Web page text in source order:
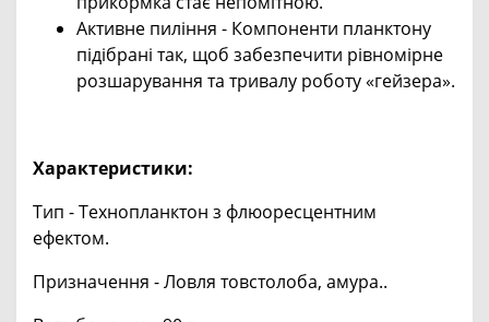
Активне пиління - Компоненти планктону
підібрані так, щоб забезпечити рівномірне
розшарування та тривалу роботу «гейзера».
Характеристики:
Тип - Технопланктон з флюоресцентним
ефектом.
Призначення - Ловля товстолоба, амура..